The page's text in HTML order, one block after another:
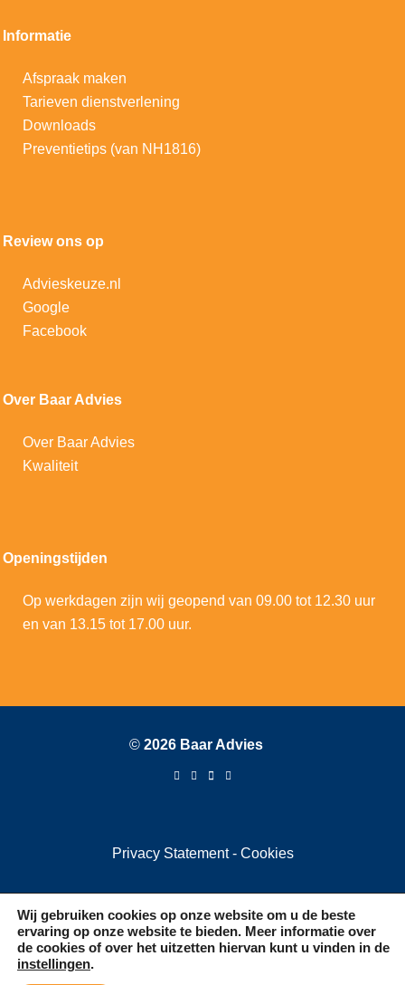
Informatie
Afspraak maken
Tarieven dienstverlening
Downloads
Preventietips (van NH1816)
Review ons op
Advieskeuze.nl
Google
Facebook
Over Baar Advies
Over Baar Advies
Kwaliteit
Openingstijden
Op werkdagen zijn wij geopend van 09.00 tot 12.30 uur
en van 13.15 tot 17.00 uur.
© 2026 Baar Advies
Privacy Statement- Cookies
Wij gebruiken cookies op onze website om u de beste
ervaring op onze website te bieden. Meer informatie over
de cookies of over het uitzetten hiervan kunt u vinden in de
instellingen.